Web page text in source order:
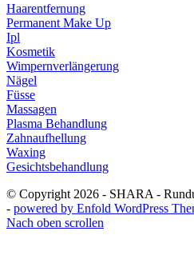
Haarentfernung
Permanent Make Up
Ipl
Kosmetik
Wimpernverlängerung
Nägel
Füsse
Massagen
Plasma Behandlung
Zahnaufhellung
Waxing
Gesichtsbehandlung
© Copyright 2026 - SHARA -
- powered by Enfold WordPress
Nach oben scrollen